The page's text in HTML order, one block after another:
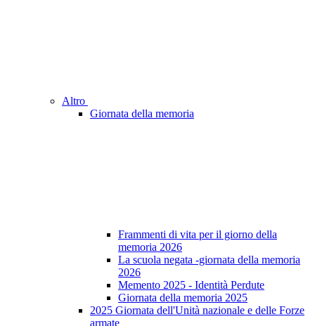
Altro
Giornata della memoria
Frammenti di vita per il giorno della
memoria 2026
La scuola negata -giornata della memoria
2026
Memento 2025 - Identità Perdute
Giornata della memoria 2025
2025 Giornata dell'Unità nazionale e delle Forze
armate